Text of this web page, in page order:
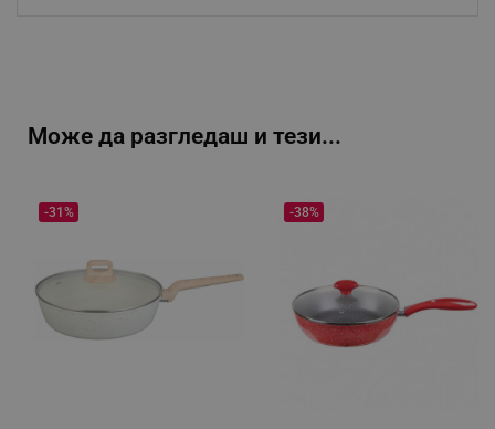
Може да разгледаш и тези...
-31% -38%